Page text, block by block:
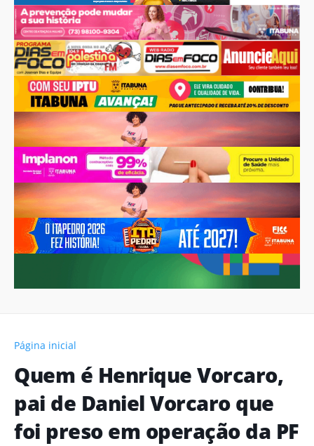
Página inicial
Quem é Henrique Vorcaro,
pai de Daniel Vorcaro que
foi preso em operação da PF